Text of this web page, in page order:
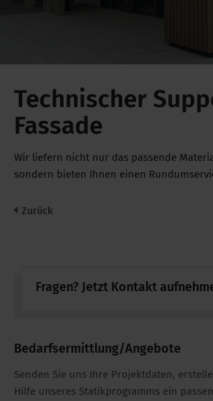
Technischer
Fassade
Wir liefern nicht nur das passende
sondern bieten Ihnen einen
Zurück
Bedarfsermittlung/Angebote
Senden Sie uns Ihre Projektdaten,
Hilfe unseres Statikprogramms ein
Fragen? Jetzt Kontakt